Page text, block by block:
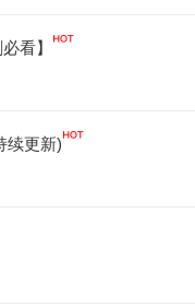
看】
续更新)